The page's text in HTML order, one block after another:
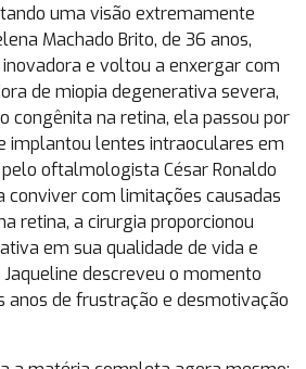
uma visão extremamente
Machado Brito, de 36 anos,
e voltou a enxergar com
de miopia degenerativa severa,
congênita na retina, ela passou por
implantou lentes intraoculares em
oftalmologista César Ronaldo
conviver com limitações causadas
retina, a cirurgia proporcionou
em sua qualidade de vida e
descreveu o momento
anos de frustração e desmotivação